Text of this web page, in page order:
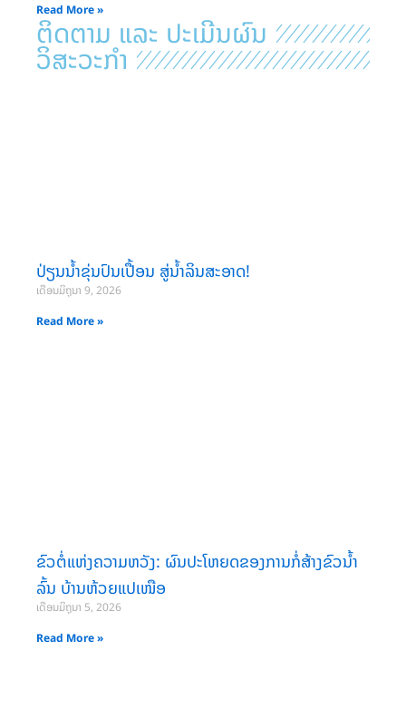
Read More »
ຕິດຕາມ ແລະ ປະເມີນຜົນ
ວິສະວະກຳ
ປ່ຽນນ້ຳຂຸ່ນປົນເປື້ອນ ສູ່ນ້ຳລິນສະອາດ!
ເດືອນມິຖຸນາ 9, 2026
Read More »
ຂົວຕໍ່ແຫ່ງຄວາມຫວັງ: ຜົນປະໂຫຍດຂອງການກໍ່ສ້າງຂົວນໍ້າ
ລົ້ນ ບ້ານຫ້ວຍແປເໜືອ
ເດືອນມິຖຸນາ 5, 2026
Read More »